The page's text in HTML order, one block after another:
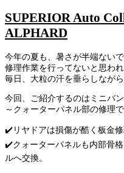
SUPERIOR Auto
ALPHARD
今年の夏も、暑さが半端ないで
修理作業を行ってないと思わ
毎日、大粒の汗を垂らしなが
今回、ご紹介するのはミニバ
～クォーターパネル部の修理で
✔️リヤドアは損傷が酷く板金修
✔️クォーターパネルも内部骨
ルへ交換。